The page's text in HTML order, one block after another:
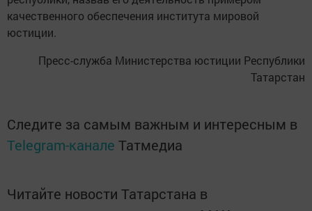
качественного обеспечения института мировой
юстиции.
Пресс-служба Министерства юстиции Республики
Татарстан
Следите за самым важным и интересным в
Telegram-канале Татмедиа
Читайте новости Татарстана в